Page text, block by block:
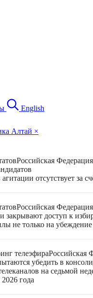
English
Алтай ×
Российская Федерация
отсутствует за
Российская Федерация
закрывают доступ к
не только на
телеэфираРоссийская
убедить в
на седьмой
года